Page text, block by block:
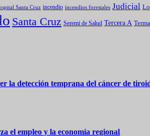
Santa Cruz incendio incendios forestales Judicial
Santa Cruz Seremi de Salud Tercera A
la detección temprana del cáncer de
el empleo y la economía regional